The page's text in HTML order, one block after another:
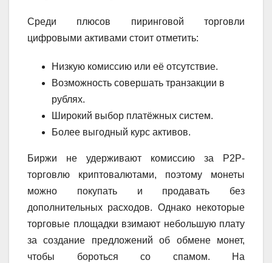
Среди плюсов пиринговой торговли
цифровыми активами стоит отметить:
Низкую комиссию или её отсутствие.
Возможность совершать транзакции в
рублях.
Широкий выбор платёжных систем.
Более выгодный курс активов.
Биржи не удерживают комиссию за P2P-
торговлю криптовалютами, поэтому монеты
можно покупать и продавать без
дополнительных расходов. Однако некоторые
торговые площадки взимают небольшую плату
за создание предложений об обмене монет,
чтобы бороться со спамом. На